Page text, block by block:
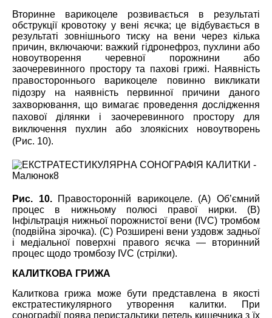
Вторинне варикоцеле розвивається в результаті
обструкції кровотоку у вені яєчка; це відбувається в
результаті зовнішнього тиску на вени через кілька
причин, включаючи: важкий гідронефроз, пухлини або
новоутворення черевної порожнини або
заочеревинного простору та пахові грижі. Наявність
правостороннього варикоцеле повинно викликати
підозру на наявність первинної причини даного
захворювання, що вимагає проведення дослідження
пахової ділянки і заочеревинного простору для
виключення пухлин або злоякісних новоутворень
(Рис. 10).
Рис. 10.Правосторонній варикоцеле. (А) Об’ємний
процес в нижньому полюсі правої нирки. (В)
Інфільтрація нижньої порожнистої вени (IVC) тромбом
(подвійна зірочка). (C) Розширені вени уздовж задньої
і медіальної поверхні правого яєчка ― вторинний
процес щодо тромбозу IVC (стрілки).
КАЛИТКОВА ГРИЖА
Калиткова грижа може бути представлена в якості
екстратестикулярного утворення калитки. При
сонографії поява перистальтики петель кишечника з їх